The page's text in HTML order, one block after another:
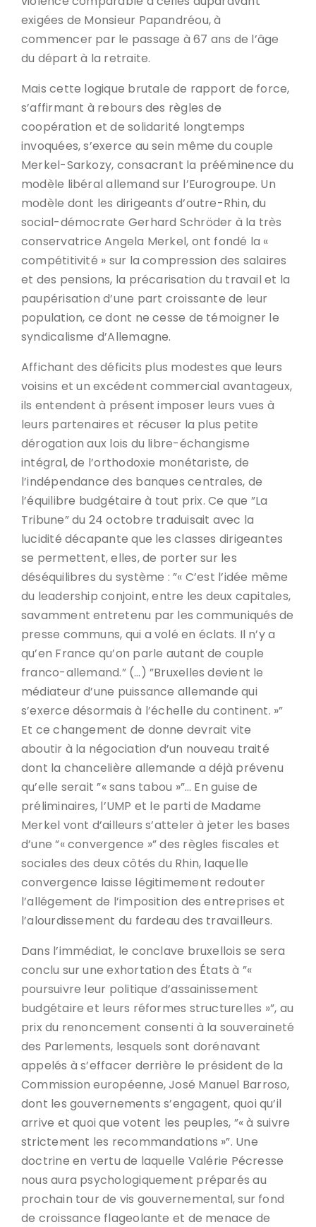
exigées de Monsieur Papandréou, à
commencer par le passage à 67 ans de l’âge
du départ à la retraite.
Mais cette logique brutale de rapport de force,
s’affirmant à rebours des règles de
coopération et de solidarité longtemps
invoquées, s’exerce au sein même du couple
Merkel-Sarkozy, consacrant la prééminence du
modèle libéral allemand sur l’Eurogroupe. Un
modèle dont les dirigeants d’outre-Rhin, du
social-démocrate Gerhard Schröder à la très
conservatrice Angela Merkel, ont fondé la «
compétitivité » sur la compression des salaires
et des pensions, la précarisation du travail et la
paupérisation d’une part croissante de leur
population, ce dont ne cesse de témoigner le
syndicalisme d’Allemagne.
Affichant des déficits plus modestes que leurs
voisins et un excédent commercial avantageux,
ils entendent à présent imposer leurs vues à
leurs partenaires et récuser la plus petite
dérogation aux lois du libre-échangisme
intégral, de l’orthodoxie monétariste, de
l’indépendance des banques centrales, de
l’équilibre budgétaire à tout prix. Ce que ”La
Tribune” du 24 octobre traduisait avec la
lucidité décapante que les classes dirigeantes
se permettent, elles, de porter sur les
déséquilibres du système : ”« C’est l’idée même
du leadership conjoint, entre les deux capitales,
savamment entretenu par les communiqués de
presse communs, qui a volé en éclats. Il n’y a
qu’en France qu’on parle autant de couple
franco-allemand.” (…) ”Bruxelles devient le
médiateur d’une puissance allemande qui
s’exerce désormais à l’échelle du continent. »”
Et ce changement de donne devrait vite
aboutir à la négociation d’un nouveau traité
dont la chancelière allemande a déjà prévenu
qu’elle serait ”« sans tabou »”… En guise de
préliminaires, l’UMP et le parti de Madame
Merkel vont d’ailleurs s’atteler à jeter les bases
d’une ”« convergence »” des règles fiscales et
sociales des deux côtés du Rhin, laquelle
convergence laisse légitimement redouter
l’allégement de l’imposition des entreprises et
l’alourdissement du fardeau des travailleurs.
Dans l’immédiat, le conclave bruxellois se sera
conclu sur une exhortation des États à ”«
poursuivre leur politique d’assainissement
budgétaire et leurs réformes structurelles »”, au
prix du renoncement consenti à la souveraineté
des Parlements, lesquels sont dorénavant
appelés à s’effacer derrière le président de la
Commission européenne, José Manuel Barroso,
dont les gouvernements s’engagent, quoi qu’il
arrive et quoi que votent les peuples, ”« à suivre
strictement les recommandations »”. Une
doctrine en vertu de laquelle Valérie Pécresse
nous aura psychologiquement préparés au
prochain tour de vis gouvernemental, sur fond
de croissance flageolante et de menace de